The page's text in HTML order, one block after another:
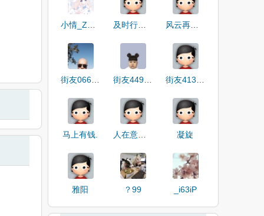
及时行乐598 风云再起时
街友06664146 街友44912468
马上有钱. 人在意大利123 凝旋
雅阳 ？99 _i63iP